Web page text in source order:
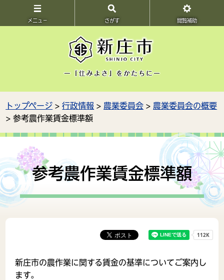
メニュ－ さがす 閲覧補助
トップページ >行政情報 > 農業委員会 > 農業委員会の概要
> 参考農作業賃金標準額
参考農作業賃金標準額
新庄市の農作業に関する賃金の基準についてご案内し
ます。